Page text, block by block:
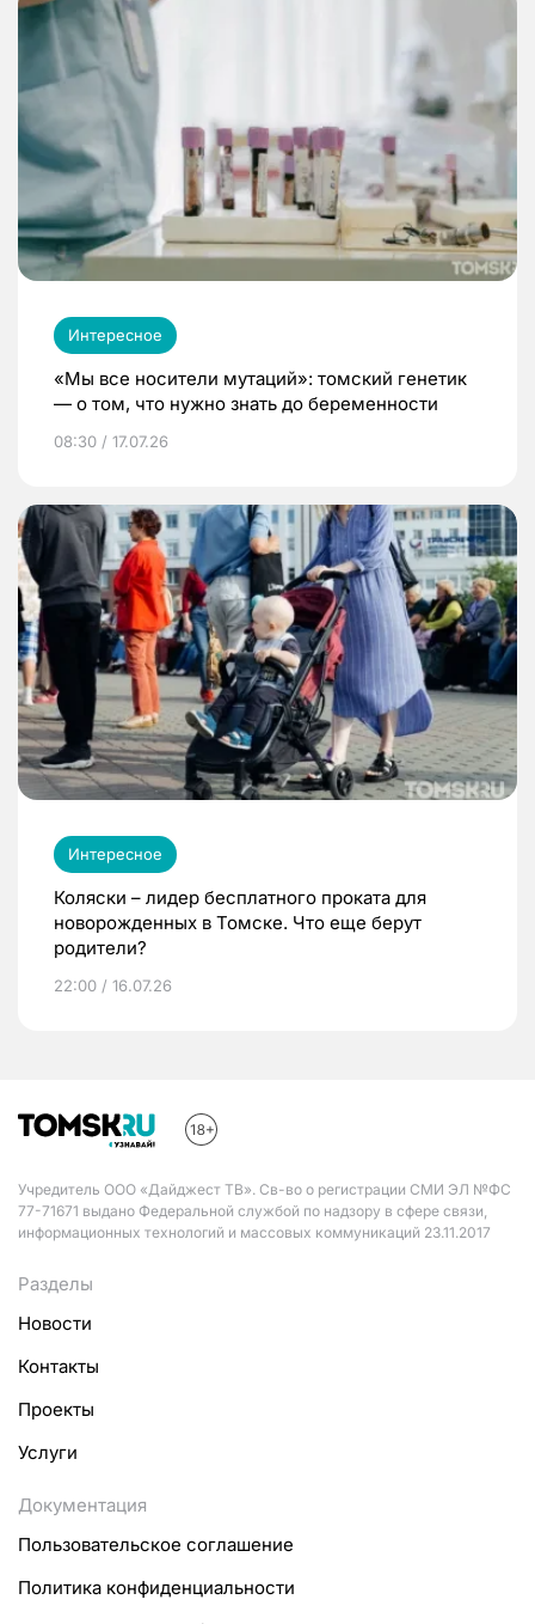
Интересное
«Мы все носители мутаций»: томский генетик
— о том, что нужно знать до беременности
08:30 / 17.07.26
Интересное
Коляски – лидер бесплатного проката для
новорожденных в Томске. Что еще берут
родители?
22:00 / 16.07.26
Учредитель ООО «Дайджест ТВ». Св-во о регистрации СМИ ЭЛ №ФС
77-71671 выдано Федеральной службой по надзору в сфере связи,
информационных технологий и массовых коммуникаций 23.11.2017
Разделы
Новости
Контакты
Проекты
Услуги
Документация
Пользовательское соглашение
Политика конфиденциальности